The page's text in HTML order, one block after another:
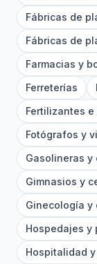
Fábricas de
Fábricas de
Farmacias y
Ferreterías
Fertilizantes e
Fotógrafos y
Gasolineras y
Gimnasios y
Ginecología y
Hospedajes y
Hospitalidad